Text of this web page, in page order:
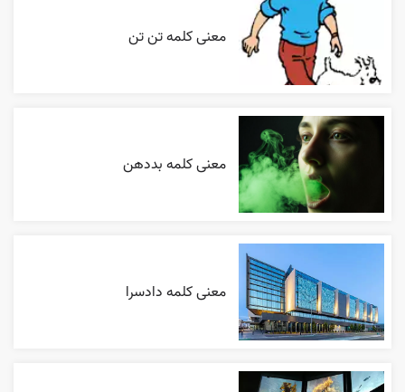
معنی کلمه تن تن
معنی کلمه بددهن
معنی کلمه دادسرا